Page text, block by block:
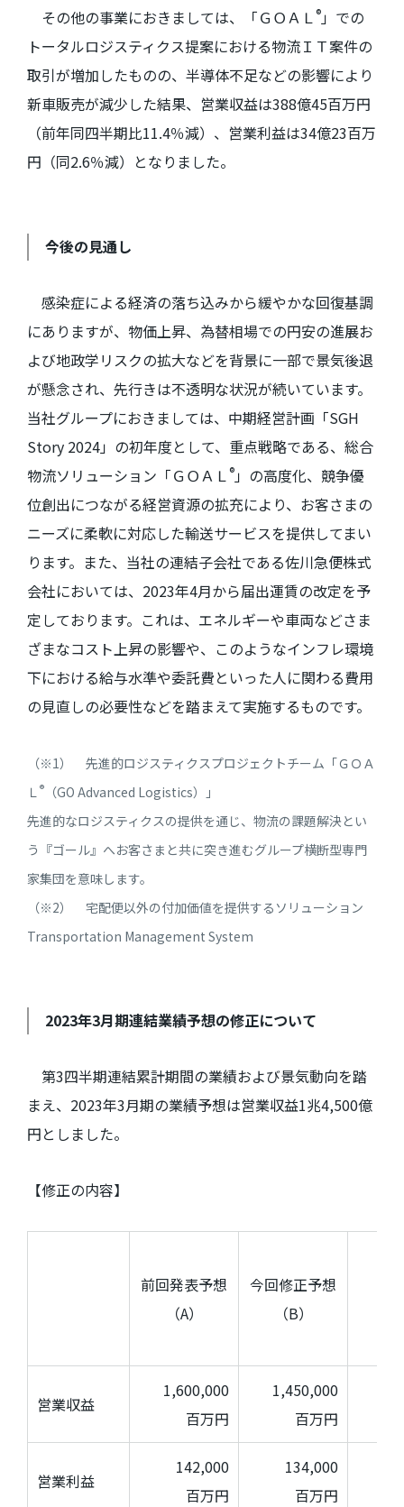
その他の事業におきましては、「ＧＯＡＬ ®」での
トータルロジスティクス提案における物流ＩＴ案件の
取引が増加したものの、半導体不足などの影響により
新車販売が減少した結果、営業収益は388億45百万円
（前年同四半期比11.4％減）、営業利益は34億23百万
円（同2.6％減）となりました。
今後の見通し
感染症による経済の落ち込みから緩やかな回復基調
にありますが、物価上昇、為替相場での円安の進展お
よび地政学リスクの拡大などを背景に一部で景気後退
が懸念され、先行きは不透明な状況が続いています。
当社グループにおきましては、中期経営計画「SGH
Story 2024」の初年度として、重点戦略である、総合
物流ソリューション「ＧＯＡＬ ®」の高度化、競争優
位創出につながる経営資源の拡充により、お客さまの
ニーズに柔軟に対応した輸送サービスを提供してまい
ります。また、当社の連結子会社である佐川急便株式
会社においては、 2023年4月から届出運賃の改定を予
定しております。これは、エネルギーや車両などさま
ざまなコスト上昇の影響や、このようなインフレ環境
下における給与水準や委託費といった人に関わる費用
の見直しの必要性などを踏まえて実施するものです。
（※1） 先進的ロジスティクスプロジェクトチーム「ＧＯＡ
Ｌ ®
（GO Advanced Logistics）」
先進的なロジスティクスの提供を通じ、物流の課題解決とい
う『ゴール』へお客さまと共に突き進むグループ横断型専門
家集団を意味します。
（※2） 宅配便以外の付加価値を提供するソリューション
Transportation Management System
2023年3月期連結業績予想の修正について
第3四半期連結累計期間の業績および景気動向を踏
まえ、 2023年3月期の業績予想は営業収益1兆4,500億
円としました。
【修正の内容】
前回発表予想
（A）
今回修正予想
（B）
営業収益
1,600,000
百万円
1,450,000
百万円
営業利益
142,000
百万円
134,000
百万円